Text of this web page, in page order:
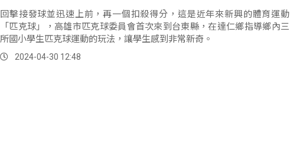
回擊接發球並迅速上前，再一個扣殺得分，這是近年來新興的體育運動
「匹克球」，高雄市匹克球委員會首次來到台東縣，在達仁鄉指導鄉內三
所國小學生匹克球運動的玩法，讓學生感到非常新奇。
2024-04-30 12:48